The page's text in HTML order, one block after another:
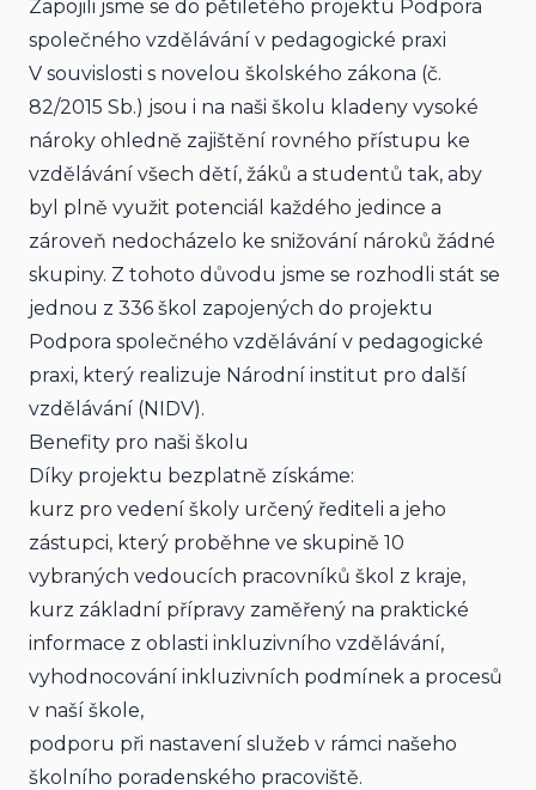
Zapojili jsme se do pětiletého projektu Podpora
společného vzdělávání v pedagogické praxi
V souvislosti s novelou školského zákona (č.
82/2015 Sb.) jsou i na naši školu kladeny vysoké
nároky ohledně zajištění rovného přístupu ke
vzdělávání všech dětí, žáků a studentů tak, aby
byl plně využit potenciál každého jedince a
zároveň nedocházelo ke snižování nároků žádné
skupiny. Z tohoto důvodu jsme se rozhodli stát se
jednou z 336 škol zapojených do projektu
Podpora společného vzdělávání v pedagogické
praxi, který realizuje Národní institut pro další
vzdělávání (NIDV).
Benefity pro naši školu
Díky projektu bezplatně získáme:
kurz pro vedení školy určený řediteli a jeho
zástupci, který proběhne ve skupině 10
vybraných vedoucích pracovníků škol z kraje,
kurz základní přípravy zaměřený na praktické
informace z oblasti inkluzivního vzdělávání,
vyhodnocování inkluzivních podmínek a procesů
v naší škole,
podporu při nastavení služeb v rámci našeho
školního poradenského pracoviště.